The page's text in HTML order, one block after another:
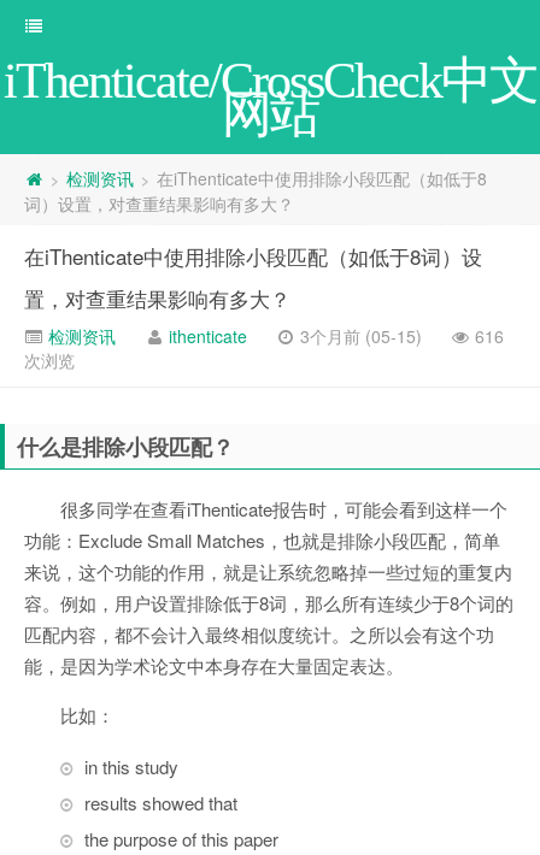
iThenticate/CrossCheck中文
网站
> 检测资讯 > 在iThenticate中使用排除小段匹配（如低于8
词）设置，对查重结果影响有多大？
在iThenticate中使用排除小段匹配（如低于8词）设
置，对查重结果影响有多大？
检测资讯 ithenticate 3个月前 (05-15)
616
次浏览
什么是排除小段匹配？
很多同学在查看iThenticate报告时，可能会看到这样一个
功能：Exclude Small Matches，也就是排除小段匹配，简单
来说，这个功能的作用，就是让系统忽略掉一些过短的重复内
容。例如，用户设置排除低于8词，那么所有连续少于8个词的
匹配内容，都不会计入最终相似度统计。之所以会有这个功
能，是因为学术论文中本身存在大量固定表达。
比如：
in this study
results showed that
the purpose of this paper